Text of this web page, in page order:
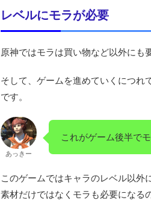
レベルにモラが必要
原神ではモラは買い物など以外にも
そして、ゲームを進めていくにつれ
です。
あっきー
これがゲーム後半で
このゲームではキャラのレベル以外
素材だけではなくモラも必要になる